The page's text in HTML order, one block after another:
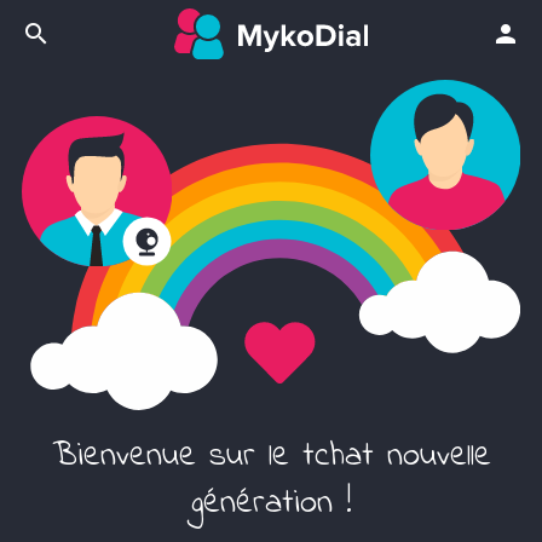
search person
Bienvenue sur le tchat nouvelle
génération !